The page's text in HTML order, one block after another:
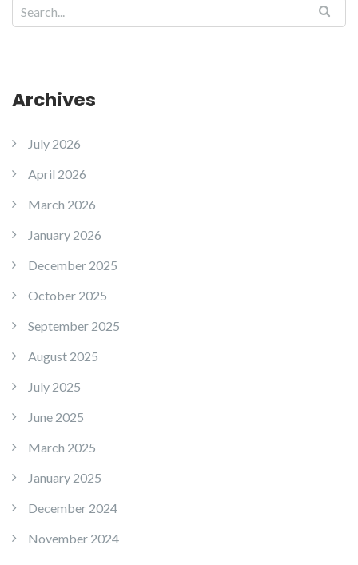
Archives
July 2026
April 2026
March 2026
January 2026
December 2025
October 2025
September 2025
August 2025
July 2025
June 2025
March 2025
January 2025
December 2024
November 2024